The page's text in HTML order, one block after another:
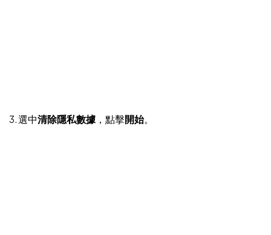
3. 選中清除隱私數據，點擊開始。